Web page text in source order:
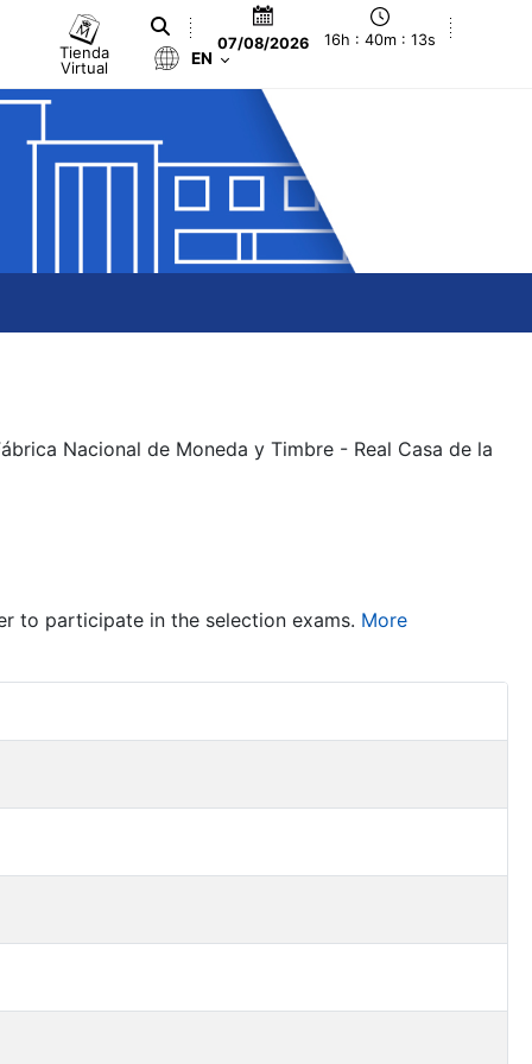
Tienda
Virtual
07/08/2026 16h : 40m : 13s
EN
Nacional de Moneda y Timbre - Real Casa de la
to participate in the selection exams. More
Item